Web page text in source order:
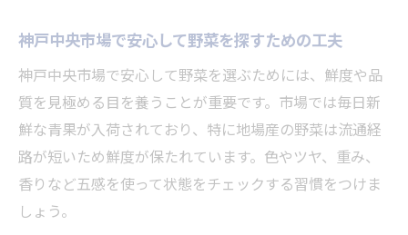
神戸中央市場で安心して野菜を探すための工夫
神戸中央市場で安心して野菜を選ぶためには、鮮度や品
質を見極める目を養うことが重要です。市場では毎日新
鮮な青果が入荷されており、特に地場産の野菜は流通経
路が短いため鮮度が保たれています。色やツヤ、重み、
香りなど五感を使って状態をチェックする習慣をつけま
しょう。